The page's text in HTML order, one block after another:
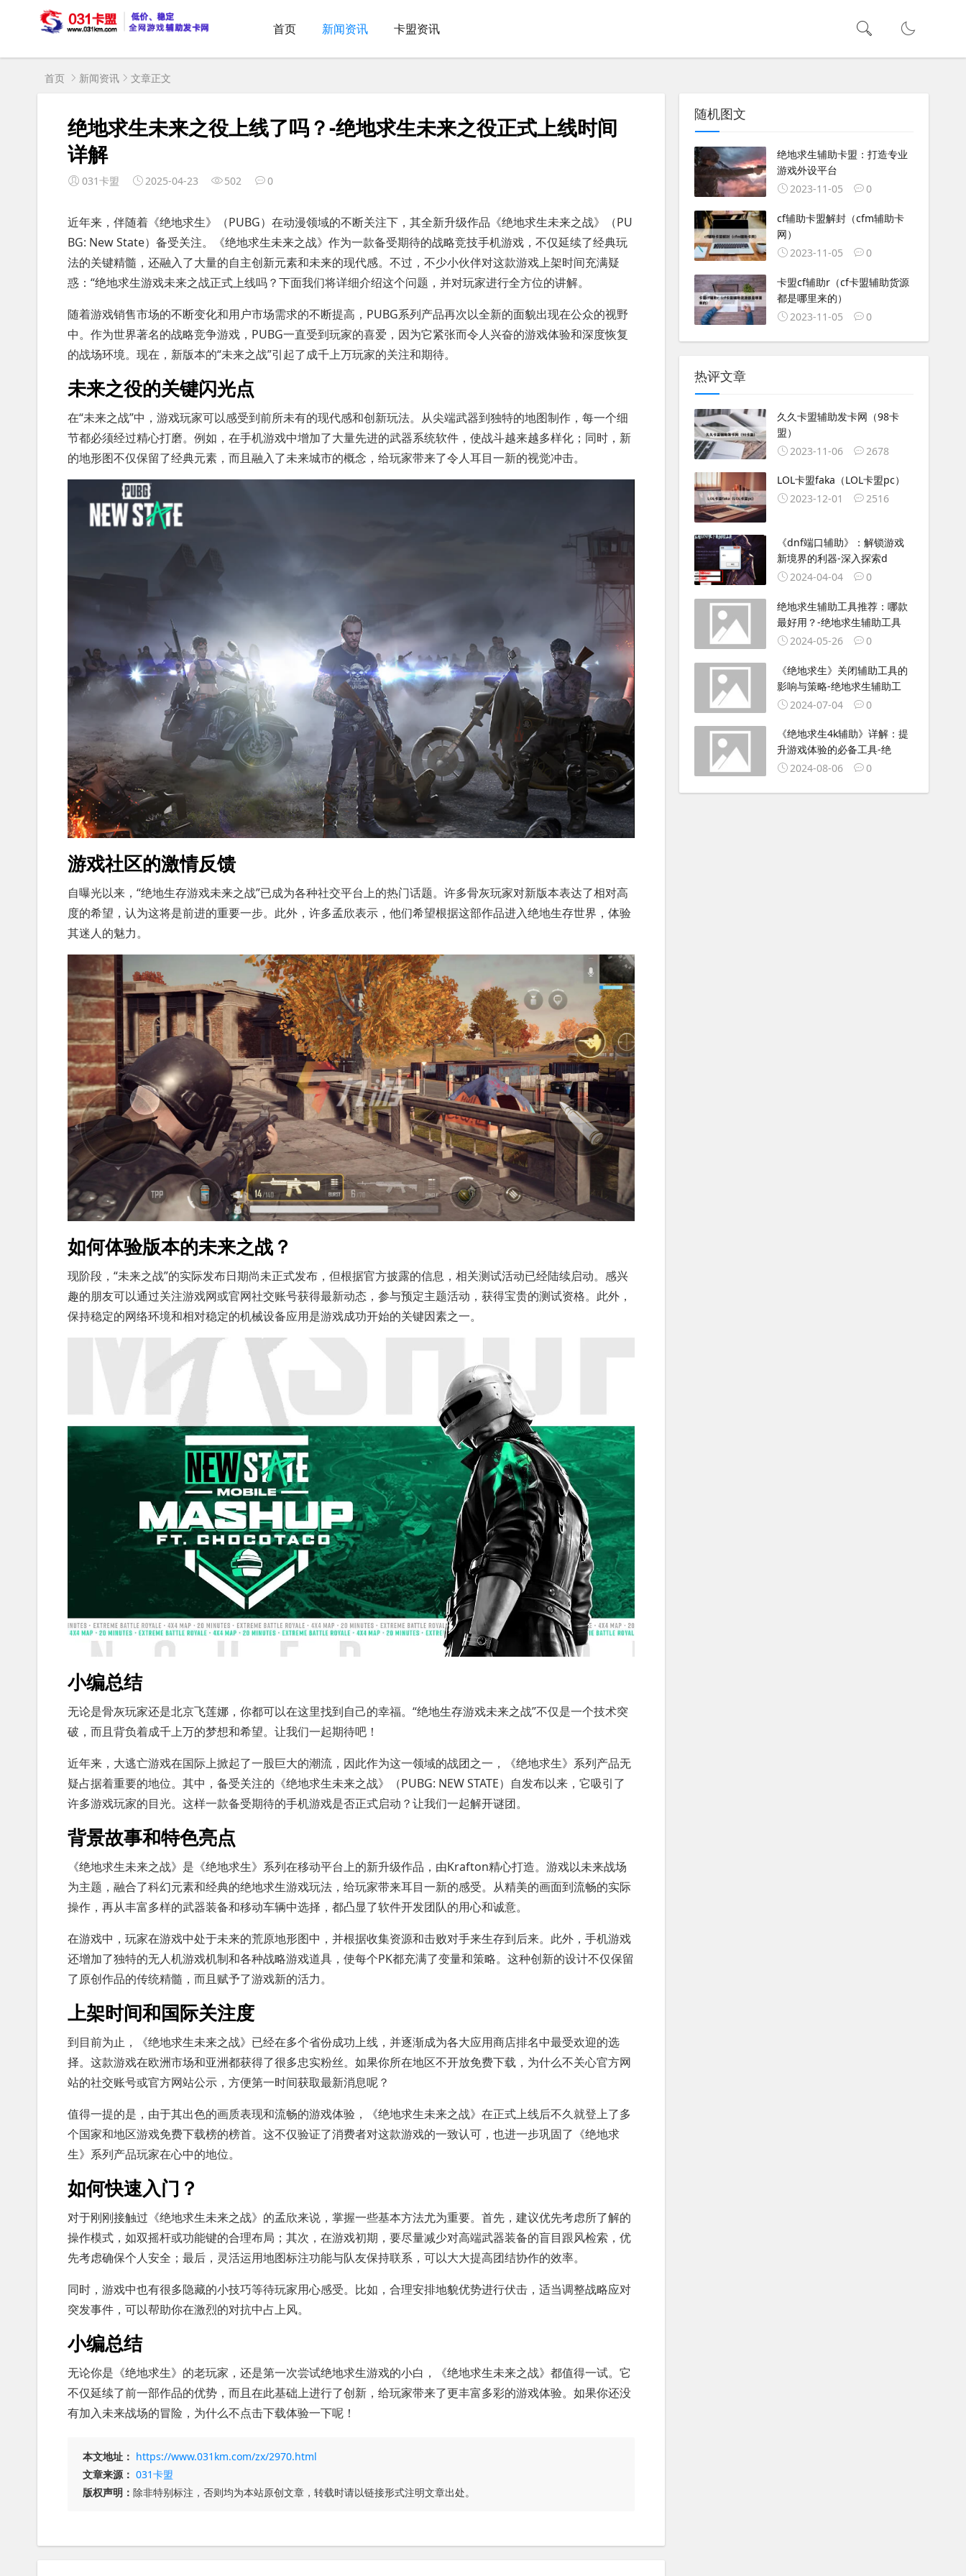
首页 新闻资讯 卡盟资讯
首页 新闻资讯 文章正文
绝地求生未来之役上线了吗？-绝地求生未来之役正式上线时间
详解
031卡盟 2025-04-23 502 0
近年来，伴随着《绝地求生》（PUBG）在动漫领域的不断关注下，其全新升级作品《绝地求生未来之战》（PU
BG: New State）备受关注。《绝地求生未来之战》作为一款备受期待的战略竞技手机游戏，不仅延续了经典玩
法的关键精髓，还融入了大量的自主创新元素和未来的现代感。不过，不少小伙伴对这款游戏上架时间充满疑
惑：“绝地求生游戏未来之战正式上线吗？下面我们将详细介绍这个问题，并对玩家进行全方位的讲解。
随着游戏销售市场的不断变化和用户市场需求的不断提高，PUBG系列产品再次以全新的面貌出现在公众的视野
中。作为世界著名的战略竞争游戏，PUBG一直受到玩家的喜爱，因为它紧张而令人兴奋的游戏体验和深度恢复
的战场环境。现在，新版本的“未来之战”引起了成千上万玩家的关注和期待。
未来之役的关键闪光点
在“未来之战”中，游戏玩家可以感受到前所未有的现代感和创新玩法。从尖端武器到独特的地图制作，每一个细
节都必须经过精心打磨。例如，在手机游戏中增加了大量先进的武器系统软件，使战斗越来越多样化；同时，新
的地形图不仅保留了经典元素，而且融入了未来城市的概念，给玩家带来了令人耳目一新的视觉冲击。
游戏社区的激情反馈
自曝光以来，“绝地生存游戏未来之战”已成为各种社交平台上的热门话题。许多骨灰玩家对新版本表达了相对高
度的希望，认为这将是前进的重要一步。此外，许多孟欣表示，他们希望根据这部作品进入绝地生存世界，体验
其迷人的魅力。
如何体验版本的未来之战？
现阶段，“未来之战”的实际发布日期尚未正式发布，但根据官方披露的信息，相关测试活动已经陆续启动。感兴
趣的朋友可以通过关注游戏网或官网社交账号获得最新动态，参与预定主题活动，获得宝贵的测试资格。此外，
保持稳定的网络环境和相对稳定的机械设备应用是游戏成功开始的关键因素之一。
小编总结
无论是骨灰玩家还是北京飞莲娜，你都可以在这里找到自己的幸福。“绝地生存游戏未来之战”不仅是一个技术突
破，而且背负着成千上万的梦想和希望。让我们一起期待吧！
近年来，大逃亡游戏在国际上掀起了一股巨大的潮流，因此作为这一领域的战团之一，《绝地求生》系列产品无
疑占据着重要的地位。其中，备受关注的《绝地求生未来之战》（PUBG: NEW STATE）自发布以来，它吸引了
许多游戏玩家的目光。这样一款备受期待的手机游戏是否正式启动？让我们一起解开谜团。
背景故事和特色亮点
《绝地求生未来之战》是《绝地求生》系列在移动平台上的新升级作品，由Krafton精心打造。游戏以未来战场
为主题，融合了科幻元素和经典的绝地求生游戏玩法，给玩家带来耳目一新的感受。从精美的画面到流畅的实际
操作，再从丰富多样的武器装备和移动车辆中选择，都凸显了软件开发团队的用心和诚意。
在游戏中，玩家在游戏中处于未来的荒原地形图中，并根据收集资源和击败对手来生存到后来。此外，手机游戏
还增加了独特的无人机游戏机制和各种战略游戏道具，使每个PK都充满了变量和策略。这种创新的设计不仅保留
了原创作品的传统精髓，而且赋予了游戏新的活力。
上架时间和国际关注度
到目前为止，《绝地求生未来之战》已经在多个省份成功上线，并逐渐成为各大应用商店排名中最受欢迎的选
择。这款游戏在欧洲市场和亚洲都获得了很多忠实粉丝。如果你所在地区不开放免费下载，为什么不关心官方网
站的社交账号或官方网站公示，方便第一时间获取最新消息呢？
值得一提的是，由于其出色的画质表现和流畅的游戏体验，《绝地求生未来之战》在正式上线后不久就登上了多
个国家和地区游戏免费下载榜的榜首。这不仅验证了消费者对这款游戏的一致认可，也进一步巩固了《绝地求
生》系列产品玩家在心中的地位。
如何快速入门？
对于刚刚接触过《绝地求生未来之战》的孟欣来说，掌握一些基本方法尤为重要。首先，建议优先考虑所了解的
操作模式，如双摇杆或功能键的合理布局；其次，在游戏初期，要尽量减少对高端武器装备的盲目跟风检索，优
先考虑确保个人安全；最后，灵活运用地图标注功能与队友保持联系，可以大大提高团结协作的效率。
同时，游戏中也有很多隐藏的小技巧等待玩家用心感受。比如，合理安排地貌优势进行伏击，适当调整战略应对
突发事件，可以帮助你在激烈的对抗中占上风。
小编总结
无论你是《绝地求生》的老玩家，还是第一次尝试绝地求生游戏的小白，《绝地求生未来之战》都值得一试。它
不仅延续了前一部作品的优势，而且在此基础上进行了创新，给玩家带来了更丰富多彩的游戏体验。如果你还没
有加入未来战场的冒险，为什么不点击下载体验一下呢！
本文地址： https://www.031km.com/zx/2970.html
文章来源： 031卡盟
版权声明： 除非特别标注，否则均为本站原创文章，转载时请以链接形式注明文章出处。
随机图文
绝地求生辅助卡盟：打造专业
游戏外设平台
2023-11-05
0
cf辅助卡盟解封（cfm辅助卡
网）
2023-11-05
0
卡盟cf辅助r（cf卡盟辅助货源
都是哪里来的）
2023-11-05
0
热评文章
久久卡盟辅助发卡网（98卡
盟）
2023-11-06
2678
LOL卡盟faka（LOL卡盟pc）
2023-12-01
2516
《dnf端口辅助》：解锁游戏
新境界的利器-深入探索d
2024-04-04
0
绝地求生辅助工具推荐：哪款
最好用？-绝地求生辅助工具
2024-05-26
0
《绝地求生》关闭辅助工具的
影响与策略-绝地求生辅助工
2024-07-04
0
《绝地求生4k辅助》详解：提
升游戏体验的必备工具-绝
2024-08-06
0